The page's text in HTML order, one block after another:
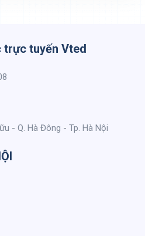
trực tuyến Vted
- Q. Hà Đông - Tp. Hà Nội